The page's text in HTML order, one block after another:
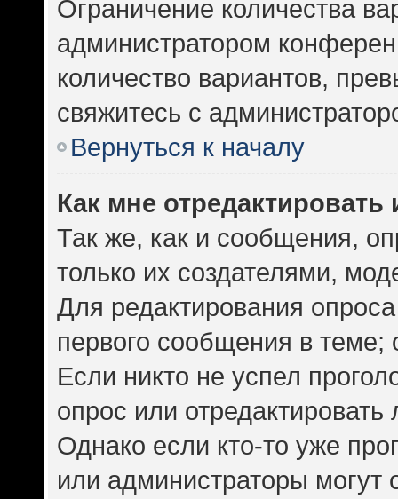
Ограничение количества
администратором
количество вариантов,
свяжитесь с
Вернуться к началу
Как мне
Так же, как и сообщения,
только их создателями,
Для редактирования
первого сообщения в теме;
Если никто не успел
опрос или
Однако если кто-то уже
или администраторы могут